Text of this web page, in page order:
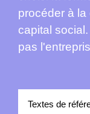
procéder à
capital
pas
Textes de